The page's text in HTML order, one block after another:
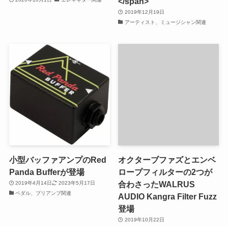
2019年12月19日
アーティスト、ミュージシャン関連
小型バッファアンプのRed
Panda Bufferが登場
2019年4月14日
2023年5月17日
ペダル、プリアンプ関連
オクターブファズとエンベ
ロープフィルターの2つが
合わさったWALRUS
AUDIO Kangra Filter Fuzz
登場
2019年10月22日